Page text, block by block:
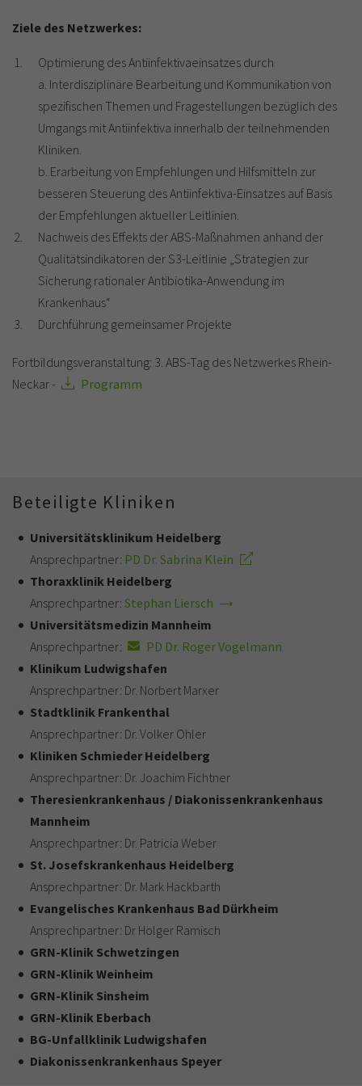
Ziele des Netzwerkes:
Optimierung des Antiinfektivaeinsatzes durch
a. Interdisziplinäre Bearbeitung und Kommunikation von
spezifischen Themen und Fragestellungen bezüglich des
Umgangs mit Antiinfektiva innerhalb der teilnehmenden
Kliniken.
b. Erarbeitung von Empfehlungen und Hilfsmitteln zur
besseren Steuerung des Antiinfektiva-Einsatzes auf Basis
der Empfehlungen aktueller Leitlinien.
Nachweis des Effekts der ABS-Maßnahmen anhand der
Qualitätsindikatoren der S3-Leitlinie „Strategien zur
Sicherung rationaler Antibiotika-Anwendung im
Krankenhaus“
Durchführung gemeinsamer Projekte
Fortbildungsveranstaltung: 3. ABS-Tag des Netzwerkes Rhein-
Neckar -
Programm
Beteiligte Kliniken
Universitätsklinikum Heidelberg
Ansprechpartner: PD Dr. Sabrina Klein
Thoraxklinik Heidelberg
Ansprechpartner: Stephan Liersch
Universitätsmedizin Mannheim
Ansprechpartner:
PD Dr. Roger Vogelmann
Klinikum Ludwigshafen
Ansprechpartner: Dr. Norbert Marxer
Stadtklinik Frankenthal
Ansprechpartner: Dr. Volker Ohler
Kliniken Schmieder Heidelberg
Ansprechpartner: Dr. Joachim Fichtner
Theresienkrankenhaus / Diakonissenkrankenhaus
Mannheim
Ansprechpartner: Dr. Patricia Weber
St. Josefskrankenhaus Heidelberg
Ansprechpartner: Dr. Mark Hackbarth
Evangelisches Krankenhaus Bad Dürkheim
Ansprechpartner: Dr Holger Ramisch
GRN-Klinik Schwetzingen
GRN-Klinik Weinheim
GRN-Klinik Sinsheim
GRN-Klinik Eberbach
BG-Unfallklinik Ludwigshafen
Diakonissenkrankenhaus Speyer